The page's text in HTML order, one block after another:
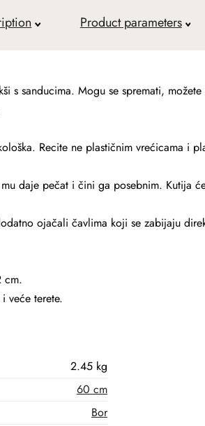
Product parameters
s sanducima. Mogu se spremati,
Recite ne plastičnim vrećicama i
daje pečat i čini ga posebnim. Kutija
ojačali čavlima koji se zabijaju
cm.
veće terete.
2.45 kg
60 cm
Bor